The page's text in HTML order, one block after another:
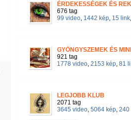
ÉRDEKESSÉGEK ÉS
676 tag
99 video, 1442 kép, 15 link
GYÖNGYSZEMEK ÉS
921 tag
1778 video, 2153 kép, 81
LEGJOBB KLUB
2071 tag
3645 video, 5064 kép, 240